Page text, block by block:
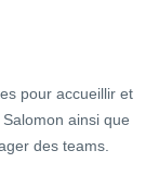
pour accueillir et
ainsi que
des teams.